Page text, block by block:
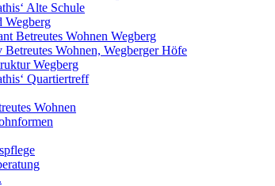
Alte Schule
Wegberg
Betreutes Wohnen Wegberg
Betreutes Wohnen, Wegberger Höfe
Wegberg
Quartiertreff
Wohnen